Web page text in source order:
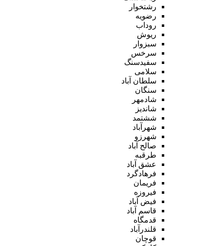
رشتخوار
رضویه
روداب
ریوش
سبزوار
سرخس
سفیدسنگ
سلامی
سلطان آباد
سنگان
شادمهر
شاندیز
ششتمد
شهرآباد
شهرزو
صالح آباد
طرقبه
عشق آباد
فرهادگرد
فریمان
فیروزه
فیض آباد
قاسم آباد
قدمگاه
قلندرآباد
قوچان